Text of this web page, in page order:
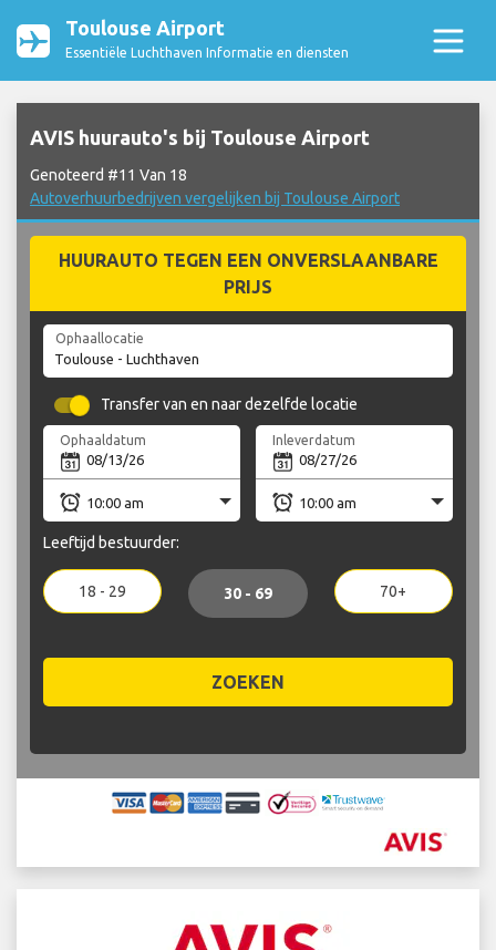
Toulouse Airport
Essentiële Luchthaven Informatie en diensten
AVIS huurauto's bij Toulouse Airport
Genoteerd #11 Van 18
Autoverhuurbedrijven vergelijken bij Toulouse Airport
HUURAUTO TEGEN EEN ONVERSLAANBARE
PRIJS
Ophaallocatie
Transfer van en naar dezelfde locatie
Ophaaldatum Inleverdatum
Leeftijd bestuurder:
18 - 29 30 - 69 70+
ZOEKEN